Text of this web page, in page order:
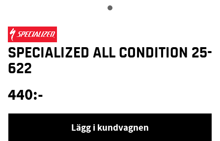
SPECIALIZED ALL CONDITION 25-
622
440:-
Lägg i kundvagnen